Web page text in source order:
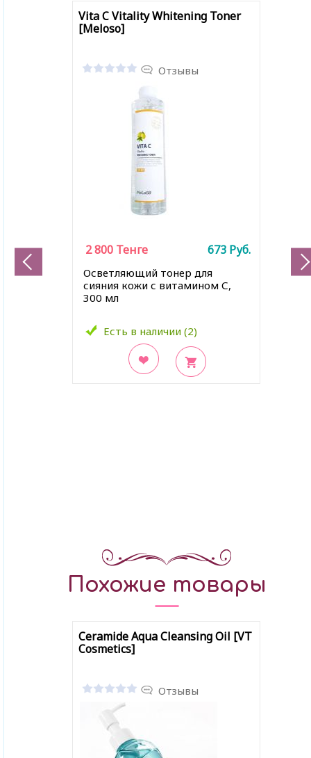
Vita C Vitality Whitening Toner
[Meloso]
Отзывы
Осветляющий тонер для
сияния кожи с витамином С,
300 мл
Есть в наличии (2)
2 800 Тенге 673 Руб.
Похожие товары
Ceramide Aqua Cleansing Oil [VT
Cosmetics]
Отзывы